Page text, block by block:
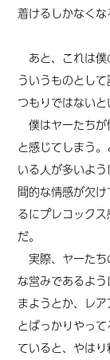
着けるしかなくな
あと、これは僕
ういうものとし
つもりではないと
僕はヤーたちが
と感じてしまう
いる人が多いよ
間的な情感が欠
るにプレコック
だ。
実際、ヤーたち
な営みであるよ
まようとか、レ
とばっかりやっ
ていると、やは